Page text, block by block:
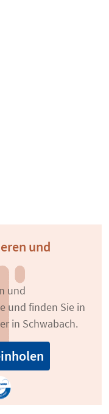
und
und
und finden Sie in
in Schwabach.